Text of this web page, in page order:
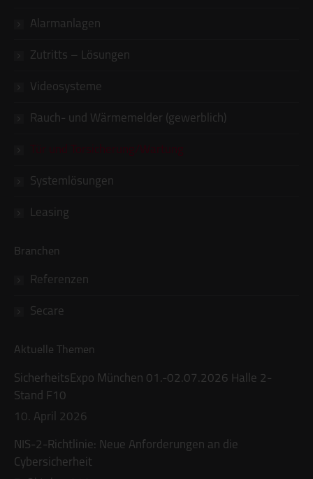
Alarmanlagen
Zutritts – Lösungen
Videosysteme
Rauch- und Wärmemelder (gewerblich)
Tür und Torsicherung/Wartung
Systemlösungen
Leasing
Branchen
Referenzen
Secare
Aktuelle Themen
SicherheitsExpo München 01.-02.07.2026 Halle 2-
Stand F10
10. April 2026
NIS-2-Richtlinie: Neue Anforderungen an die
Cybersicherheit